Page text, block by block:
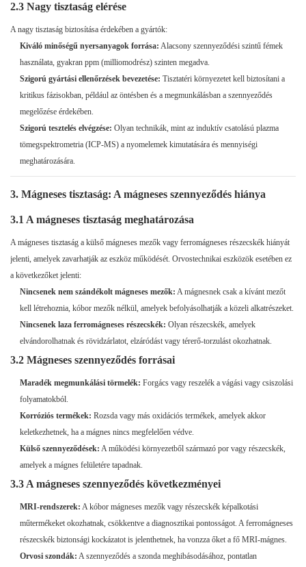
2.3 Nagy tisztaság elérése
A nagy tisztaság biztosítása érdekében a gyártók:
Kiváló minőségű nyersanyagok forrása: Alacsony szennyeződési szintű fémek
használata, gyakran ppm (milliomodrész) szinten megadva.
Szigorú gyártási ellenőrzések bevezetése: Tisztatéri környezetet kell biztosítani a
kritikus fázisokban, például az öntésben és a megmunkálásban a szennyeződés
megelőzése érdekében.
Szigorú tesztelés elvégzése: Olyan technikák, mint az induktív csatolású plazma
tömegspektrometria (ICP-MS) a nyomelemek kimutatására és mennyiségi
meghatározására.
3. Mágneses tisztaság: A mágneses szennyeződés hiánya
3.1 A mágneses tisztaság meghatározása
A mágneses tisztaság a külső mágneses mezők vagy ferromágneses részecskék hiányát
jelenti, amelyek zavarhatják az eszköz működését. Orvostechnikai eszközök esetében ez
a következőket jelenti:
Nincsenek nem szándékolt mágneses mezők: A mágnesnek csak a kívánt mezőt
kell létrehoznia, kóbor mezők nélkül, amelyek befolyásolhatják a közeli alkatrészeket.
Nincsenek laza ferromágneses részecskék: Olyan részecskék, amelyek
elvándorolhatnak és rövidzárlatot, elzáródást vagy térerő-torzulást okozhatnak.
3.2 Mágneses szennyeződés forrásai
Maradék megmunkálási törmelék: Forgács vagy reszelék a vágási vagy csiszolási
folyamatokból.
Korróziós termékek: Rozsda vagy más oxidációs termékek, amelyek akkor
keletkezhetnek, ha a mágnes nincs megfelelően védve.
Külső szennyeződések: A működési környezetből származó por vagy részecskék,
amelyek a mágnes felületére tapadnak.
3.3 A mágneses szennyeződés következményei
MRI-rendszerek: A kóbor mágneses mezők vagy részecskék képalkotási
műtermékeket okozhatnak, csökkentve a diagnosztikai pontosságot. A ferromágneses
részecskék biztonsági kockázatot is jelenthetnek, ha vonzza őket a fő MRI-mágnes.
Orvosi szondák: A szennyeződés a szonda meghibásodásához, pontatlan